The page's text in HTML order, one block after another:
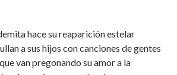
hace su reaparición estelar
a sus hijos con canciones de gentes
van pregonando su amor a la